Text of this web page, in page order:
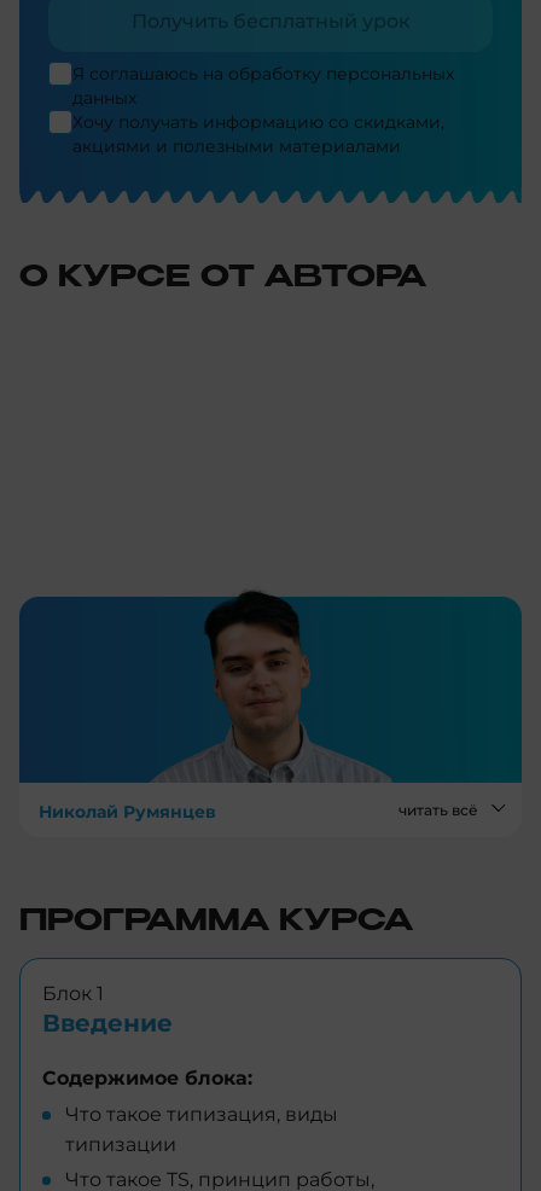
Получить бесплатный урок
Я соглашаюсь на обработку персональных
данных
Хочу получать информацию со скидками,
акциями и полезными материалами
О КУРСЕ ОТ АВТОРА
Николай Румянцев читать всё
ПРОГРАММА КУРСА
Блок 1
Введение
Содержимое блока:
Что такое типизация, виды
типизации
Что такое TS, принцип работы,